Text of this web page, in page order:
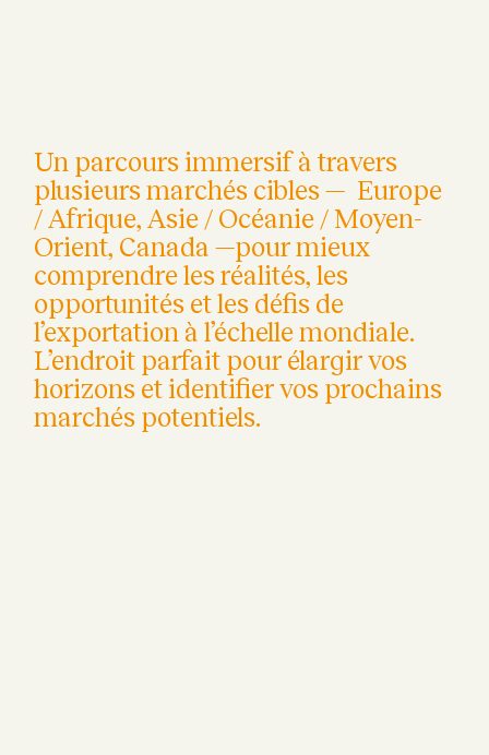
Un parcours immersif à travers
plusieurs marchés cibles — Europe
/ Afrique, Asie / Océanie / Moyen-
Orient, Canada —pour mieux
comprendre les réalités, les
opportunités et les défis de
l’exportation à l’échelle mondiale.
L’endroit parfait pour élargir vos
horizons et identifier vos prochains
marchés potentiels.